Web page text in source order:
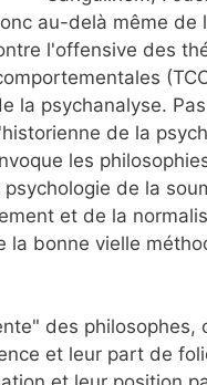
au-delà même de
l'offensive des
la psychanalyse.
de la
les
psychologie de la
et de la
la bonne vielle
des philosophes,
et leur part de